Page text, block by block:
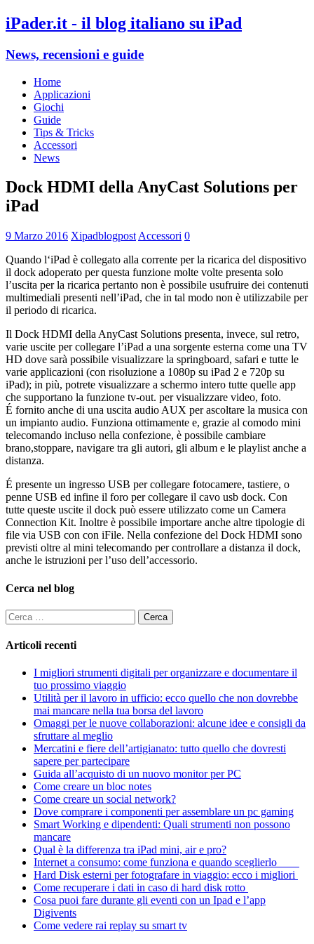
iPader.it - il blog italiano su iPad
News, recensioni e guide
Home
Applicazioni
Giochi
Guide
Tips & Tricks
Accessori
News
Dock HDMI della AnyCast Solutions per
iPad
9 Marzo 2016 Xipadblogpost Accessori 0
Quando l‘iPad è collegato alla corrente per la ricarica del dispositivo
il dock adoperato per questa funzione molte volte presenta solo
l’uscita per la ricarica pertanto non è possibile usufruire dei contenuti
multimediali presenti nell’iPad, che in tal modo non è utilizzabile per
il periodo di ricarica.
Il Dock HDMI della AnyCast Solutions presenta, invece, sul retro,
varie uscite per collegare l’iPad a una sorgente esterna come una TV
HD dove sarà possibile visualizzare la springboard, safari e tutte le
varie applicazioni (con risoluzione a 1080p su iPad 2 e 720p su
iPad); in più, potrete visualizzare a schermo intero tutte quelle app
che supportano la funzione tv-out. per visualizzare video, foto.
É fornito anche di una uscita audio AUX per ascoltare la musica con
un impianto audio. Funziona ottimamente e, grazie al comodo mini
telecomando incluso nella confezione, è possibile cambiare
brano,stoppare, navigare tra gli autori, gli album e le playlist anche a
distanza.
É presente un ingresso USB per collegare fotocamere, tastiere, o
penne USB ed infine il foro per collegare il cavo usb dock. Con
tutte queste uscite il dock può essere utilizzato come un Camera
Connection Kit. Inoltre è possibile importare anche altre tipologie di
file via USB con con iFile. Nella confezione del Dock HDMI sono
previsti oltre al mini telecomando per controllare a distanza il dock,
anche le istruzioni per l’uso dell’accessorio.
Cerca nel blog
Ricerca
per:
Articoli recenti
I migliori strumenti digitali per organizzare e documentare il
tuo prossimo viaggio
Utilità per il lavoro in ufficio: ecco quello che non dovrebbe
mai mancare nella tua borsa del lavoro
Omaggi per le nuove collaborazioni: alcune idee e consigli da
sfruttare al meglio
Mercatini e fiere dell’artigianato: tutto quello che dovresti
sapere per partecipare
Guida all’acquisto di un nuovo monitor per PC
Come creare un bloc notes
Come creare un social network?
Dove comprare i componenti per assemblare un pc gaming
Smart Working e dipendenti: Quali strumenti non possono
mancare
Qual è la differenza tra iPad mini, air e pro?
Internet a consumo: come funziona e quando sceglierlo
Hard Disk esterni per fotografare in viaggio: ecco i migliori
Come recuperare i dati in caso di hard disk rotto
Cosa puoi fare durante gli eventi con un Ipad e l’app
Digivents
Come vedere rai replay su smart tv